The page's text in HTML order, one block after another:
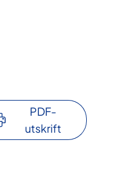
PDF-
utskrift